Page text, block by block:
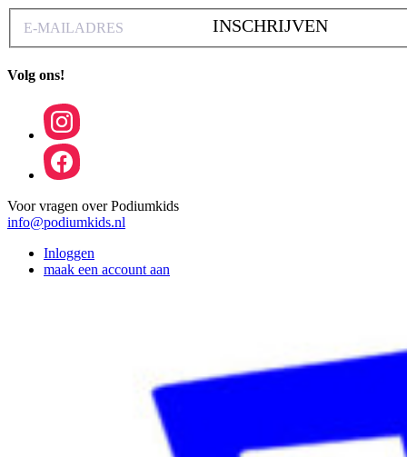
INSCHRIJVEN
Volg ons!
Voor vragen over Podiumkids
info@podiumkids.nl
Inloggen
maak een account aan